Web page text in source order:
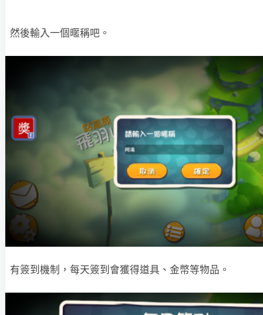
然後輸入一個暱稱吧。
有簽到機制，每天簽到會獲得道具、金幣等物品。